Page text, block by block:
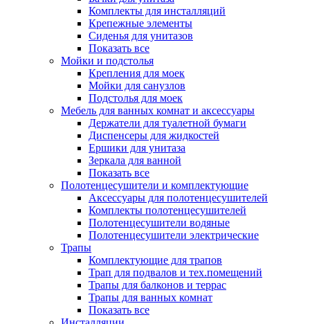
Комплекты для инсталляций
Крепежные элементы
Сиденья для унитазов
Показать все
Мойки и подстолья
Крепления для моек
Мойки для санузлов
Подстолья для моек
Мебель для ванных комнат и аксессуары
Держатели для туалетной бумаги
Диспенсеры для жидкостей
Ершики для унитаза
Зеркала для ванной
Показать все
Полотенцесушители и комплектующие
Аксессуары для полотенцесушителей
Комплекты полотенцесушителей
Полотенцесушители водяные
Полотенцесушители электрические
Трапы
Комплектующие для трапов
Трап для подвалов и тех.помещений
Трапы для балконов и террас
Трапы для ванных комнат
Показать все